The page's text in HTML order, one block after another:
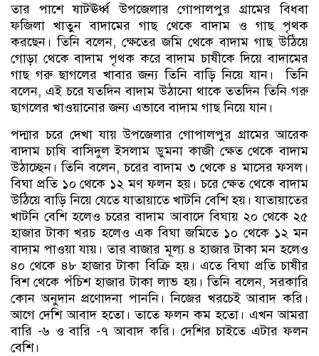
তার পাশে ষাটঊর্ধ্ব উপজেলার গোপালপুর গ্রামের বিধবা
ফজিলা খাতুন বাদামের গাছ থেকে বাদাম ও গাছ পৃথক
করছেন। তিনি বলেন, ক্ষেতের জমি থেকে বাদাম গাছ উঠিয়ে
গোড়া থেকে বাদাম পৃথক করে বাদাম চাষীকে দিয়ে বাদামের
গাছ গরু ছাগলের খাবার জন্য তিনি বাড়ি নিয়ে যান। তিনি
বলেন, এই চরে যতদিন বাদাম উঠানো থাকে ততদিন তিনি গরু
ছাগলের খাওয়ানোর জন্য এভাবে বাদাম গাছ নিয়ে যান।
পদ্মার চরে দেখা যায় উপজেলার গোপালপুর গ্রামের আরেক
বাদাম চাষি বাসিদুল ইসলাম ডুমনা কাজী ক্ষেত থেকে বাদাম
উঠাচ্ছেন। তিনি বলেন, চরের বাদাম ৩ থেকে ৪ মাসের ফসল।
বিঘা প্রতি ১০ থেকে ১২ মণ ফলন হয়। চরে ক্ষেত থেকে বাদাম
উঠিয়ে বাড়ি নিয়ে যেতে যাতায়াতে খাটনি বেশি হয়। যাতায়াতের
খাটনি বেশি হলেও চরের বাদাম আবাদে বিঘায় ২০ থেকে ২৫
হাজার টাকা খরচ হলেও এক বিঘা জমিতে ১০ থেকে ১২ মন
বাদাম পাওয়া যায়। তার বাজার মূল্য ৪ হাজার টাকা মন হলেও
৪০ থেকে ৪৮ হাজার টাকা বিক্রি হয়। এতে বিঘা প্রতি চাষীর
বিশ থেকে পঁচিশ হাজার টাকা লাভ হয়। তিনি বলেন, সরকারি
কোন অনুদান প্রণোদনা পাননি। নিজের খরচেই আবাদ করি।
আগে দেশি আবাদ হতো। তাতে ফলন কম হতো। এখন আমরা
বারি -৬ ও বারি -৭ আবাদ করি। দেশির চাইতে এটার ফলন
বেশি।